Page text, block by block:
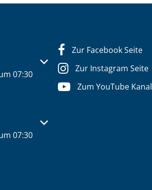
oder Schließzeiten auszublenden
07:30
oder Schließzeiten auszublenden
07:30
Zur Facebook Seite
Zur Instagram Seite
Zum YouTube Kanal